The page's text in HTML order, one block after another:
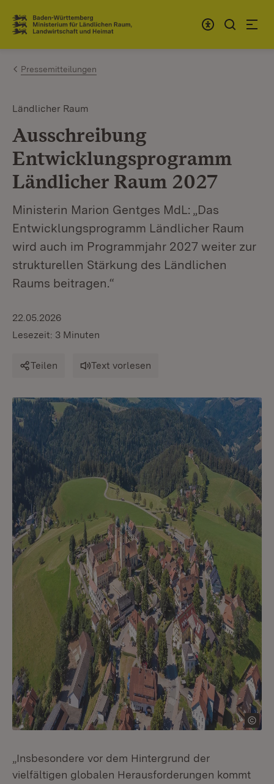
Zum Inhalt springen
Link zur Startseite
Pressemitteilungen
Ländlicher Raum
Ausschreibung
Entwicklungsprogramm
Ländlicher Raum 2027
Ministerin Marion Gentges MdL: „Das
Entwicklungsprogramm Ländlicher Raum
wird auch im Programmjahr 2027 weiter zur
strukturellen Stärkung des Ländlichen
Raums beitragen.“
22.05.2026
Lesezeit: 3 Minuten
Teilen Text vorlesen
„Insbesondere vor dem Hintergrund der
vielfältigen globalen Herausforderungen kommt